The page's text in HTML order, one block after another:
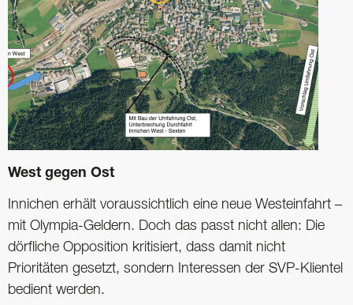
West gegen Ost
Innichen erhält voraussichtlich eine neue Westeinfahrt –
mit Olympia-Geldern. Doch das passt nicht allen: Die
dörfliche Opposition kritisiert, dass damit nicht
Prioritäten gesetzt, sondern Interessen der SVP-Klientel
bedient werden.